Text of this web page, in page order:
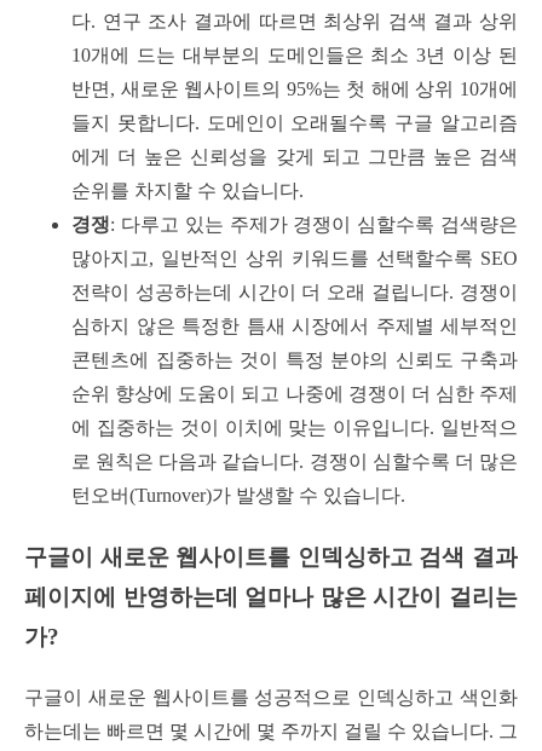
다. 연구 조사 결과에 따르면 최상위 검색 결과 상위
10개에 드는 대부분의 도메인들은 최소 3년 이상 된
반면, 새로운 웹사이트의 95%는 첫 해에 상위 10개에
들지 못합니다. 도메인이 오래될수록 구글 알고리즘
에게 더 높은 신뢰성을 갖게 되고 그만큼 높은 검색
순위를 차지할 수 있습니다.
경쟁: 다루고 있는 주제가 경쟁이 심할수록 검색량은
많아지고, 일반적인 상위 키워드를 선택할수록 SEO
전략이 성공하는데 시간이 더 오래 걸립니다. 경쟁이
심하지 않은 특정한 틈새 시장에서 주제별 세부적인
콘텐츠에 집중하는 것이 특정 분야의 신뢰도 구축과
순위 향상에 도움이 되고 나중에 경쟁이 더 심한 주제
에 집중하는 것이 이치에 맞는 이유입니다. 일반적으
로 원칙은 다음과 같습니다. 경쟁이 심할수록 더 많은
턴오버(Turnover)가 발생할 수 있습니다.
구글이 새로운 웹사이트를 인덱싱하고 검색 결과
페이지에 반영하는데 얼마나 많은 시간이 걸리는
가?
구글이 새로운 웹사이트를 성공적으로 인덱싱하고 색인화
하는데는 빠르면 몇 시간에 몇 주까지 걸릴 수 있습니다. 그